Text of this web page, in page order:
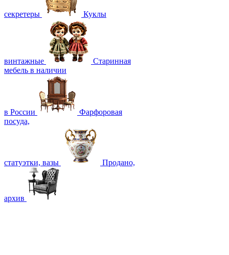
секретеры Куклы
винтажные
Старинная
мебель в наличии
в России
Фарфоровая
посуда,
статуэтки, вазы Продано,
архив